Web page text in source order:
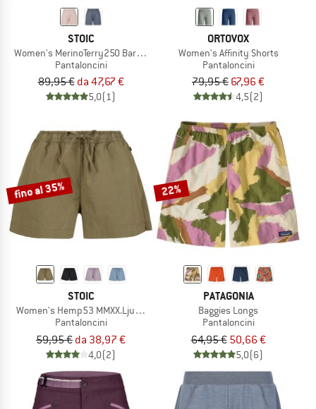
STOIC
Women's MerinoTerry250 BaraSt. Shorts
Pantaloncini
89,95 € da 47,67 €
5,0(1)
ORTOVOX
Women's Affinity Shorts
Pantaloncini
79,95 € 67,96 €
4,5(2)
fino al 35%
STOIC
Women's Hemp53 MMXX.Ljungby Shorts
Pantaloncini
59,95 € da 38,97 €
4,0(2)
22%
PATAGONIA
Baggies Longs
Pantaloncini
64,95 € 50,66 €
5,0(6)